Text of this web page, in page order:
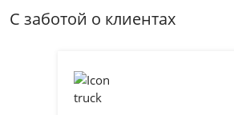
С заботой о клиентах